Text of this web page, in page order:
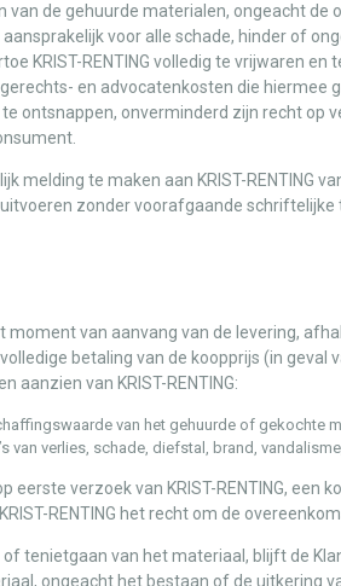
van de gehuurde materialen, ongeacht
voor alle schade, hinder of
KRIST-RENTING volledig te vrijwaren
gerechts- en advocatenkosten die
ontsnappen, onverminderd zijn recht
melding te maken aan KRIST-
zonder voorafgaande schriftelijke
moment van aanvang van de levering,
betaling van de koopprijs (in
aanzien van KRIST-RENTING:
van het gehuurde of gekochte
van verlies, schade, diefstal, brand,
eerste verzoek van KRIST-RENTING,
RENTING het recht om de
tenietgaan van het materiaal, blijft de
ongeacht het bestaan of de uitkering